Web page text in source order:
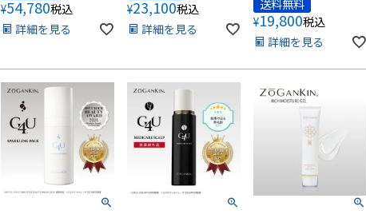
¥54,780税込
詳細を見る
¥23,100税込
詳細を見る
送料無料
¥19,800税込
詳細を見る